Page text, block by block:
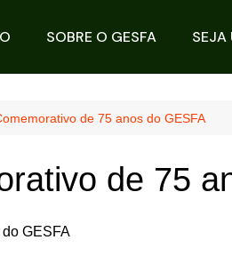
SOBRE O GESFA SEJA
de 75 anos do GESFA
de 75